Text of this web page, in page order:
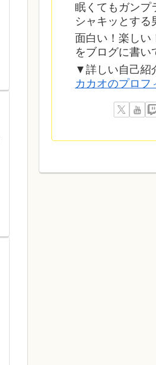
眠くてもガンプ
シャキッとする
面白い！楽しい
をブログに書い
▼詳しい自己紹
カカオのプロフ